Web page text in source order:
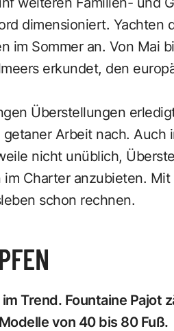
dimensioniert. Yachten
im Sommer an. Von Mai
erkundet, den
Überstellungen
Arbeit nach. Auch
nicht unüblich,
Charter anzubieten.
schon rechnen.
Trend. Fountaine
von 40 bis 80 Fuß.